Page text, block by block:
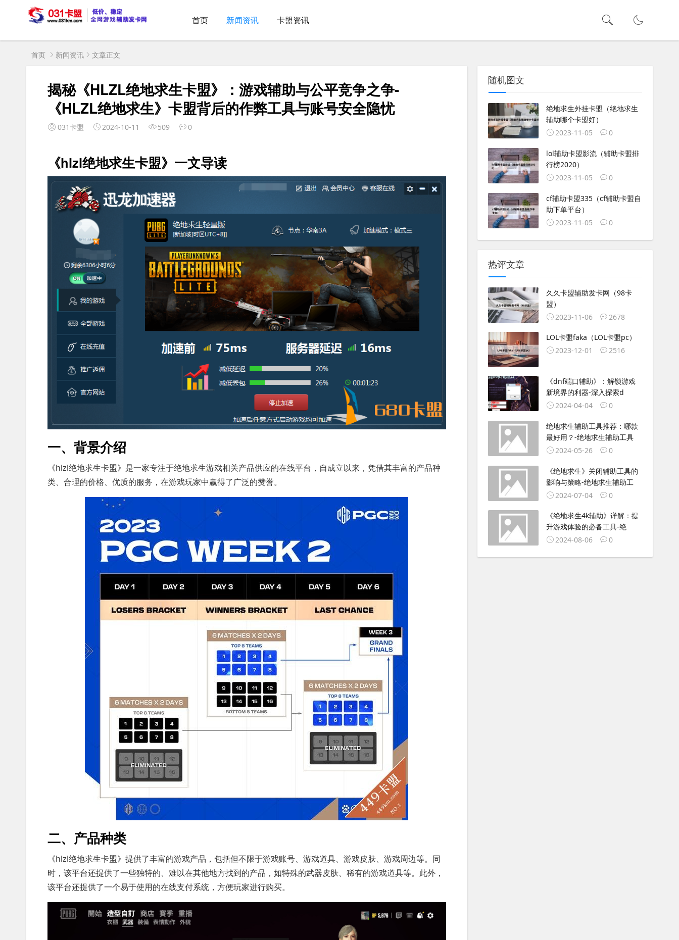
首页 新闻资讯 卡盟资讯
首页 新闻资讯 文章正文
揭秘《HLZL绝地求生卡盟》：游戏辅助与公平竞争之争-
《HLZL绝地求生》卡盟背后的作弊工具与账号安全隐忧
031卡盟 2024-10-11 509 0
《hlzl绝地求生卡盟》一文导读
一、背景介绍
《hlzl绝地求生卡盟》是一家专注于绝地求生游戏相关产品供应的在线平台，自成立以来，凭借其丰富的产品种
类、合理的价格、优质的服务，在游戏玩家中赢得了广泛的赞誉。
二、产品种类
《hlzl绝地求生卡盟》提供了丰富的游戏产品，包括但不限于游戏账号、游戏道具、游戏皮肤、游戏周边等。同
时，该平台还提供了一些独特的、难以在其他地方找到的产品，如特殊的武器皮肤、稀有的游戏道具等。此外，
该平台还提供了一个易于使用的在线支付系统，方便玩家进行购买。
随机图文
绝地求生外挂卡盟（绝地求生
辅助哪个卡盟好）
2023-11-05
0
lol辅助卡盟影流（辅助卡盟排
行榜2020）
2023-11-05
0
cf辅助卡盟335（cf辅助卡盟自
助下单平台）
2023-11-05
0
热评文章
久久卡盟辅助发卡网（98卡
盟）
2023-11-06
2678
LOL卡盟faka（LOL卡盟pc）
2023-12-01
2516
《dnf端口辅助》：解锁游戏
新境界的利器-深入探索d
2024-04-04
0
绝地求生辅助工具推荐：哪款
最好用？-绝地求生辅助工具
2024-05-26
0
《绝地求生》关闭辅助工具的
影响与策略-绝地求生辅助工
2024-07-04
0
《绝地求生4k辅助》详解：提
升游戏体验的必备工具-绝
2024-08-06
0